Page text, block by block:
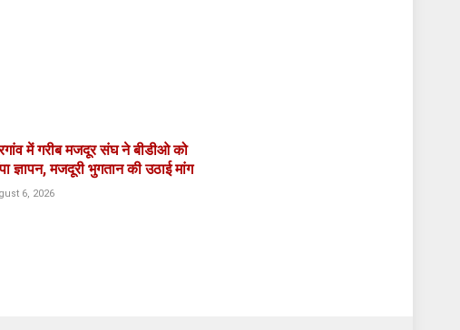
में गरीब मजदूर संघ ने बीडीओ को
ज्ञापन, मजदूरी भुगतान की उठाई मांग
6, 2026